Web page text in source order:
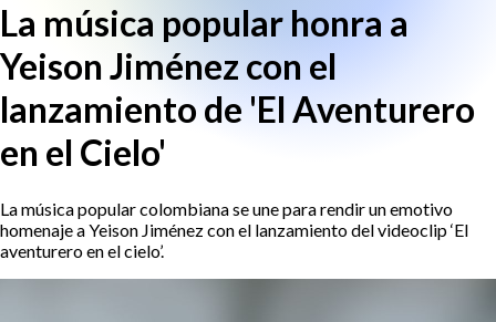
La música popular honra a
Yeison Jiménez con el
lanzamiento de 'El Aventurero
en el Cielo'
La música popular colombiana se une para rendir un emotivo
homenaje a Yeison Jiménez con el lanzamiento del videoclip ‘El
aventurero en el cielo’.